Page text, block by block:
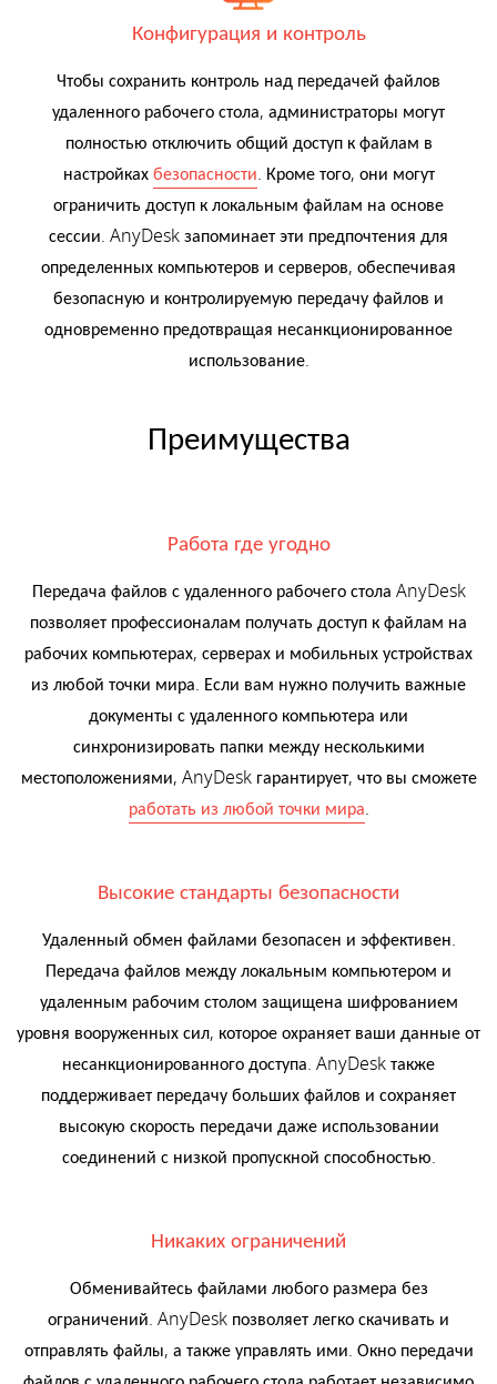
Конфигурация и контроль
Чтобы сохранить контроль над передачей файлов
удаленного рабочего стола, администраторы могут
полностью отключить общий доступ к файлам в
настройкахбезопасности. Кроме того, они могут
ограничить доступ к локальным файлам на основе
сессии. AnyDesk запоминает эти предпочтения для
определенных компьютеров и серверов, обеспечивая
безопасную и контролируемую передачу файлов и
одновременно предотвращая несанкционированное
использование.
Преимущества
Работа где угодно
Передача файлов с удаленного рабочего стола AnyDesk
позволяет профессионалам получать доступ к файлам на
рабочих компьютерах, серверах и мобильных устройствах
из любой точки мира. Если вам нужно получить важные
документы с удаленного компьютера или
синхронизировать папки между несколькими
местоположениями, AnyDesk гарантирует, что вы сможете
работать из любой точки мира.
Высокие стандарты безопасности
Удаленный обмен файлами безопасен и эффективен.
Передача файлов между локальным компьютером и
удаленным рабочим столом защищена шифрованием
уровня вооруженных сил, которое охраняет ваши данные от
несанкционированного доступа. AnyDesk также
поддерживает передачу больших файлов и сохраняет
высокую скорость передачи даже использовании
соединений с низкой пропускной способностью.
Никаких ограничений
Обменивайтесь файлами любого размера без
ограничений. AnyDesk позволяет легко скачивать и
отправлять файлы, а также управлять ими. Окно передачи